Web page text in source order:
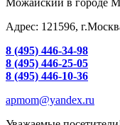
Адрес: 121596,
8 (495) 446-34-98
8 (495) 446-25-05
8 (495) 446-10-36
apmom@yandex.ru